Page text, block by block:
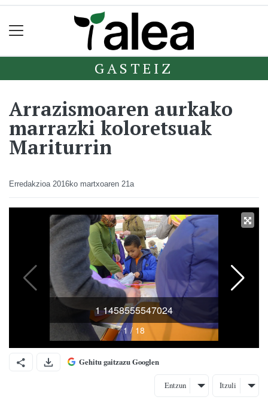
GASTEIZ
Arrazismoaren aurkako
marrazki koloretsuak
Mariturrin
Erredakzioa 2016ko martxoaren 21a
Gehitu gaitzazu Googlen
Entzun Itzuli